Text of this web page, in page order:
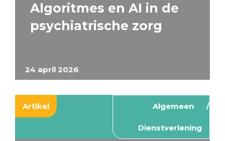
24 april 2026
Algoritmes en AI in de
psychiatrische zorg
Artikel Algemeen
Dienstverlening